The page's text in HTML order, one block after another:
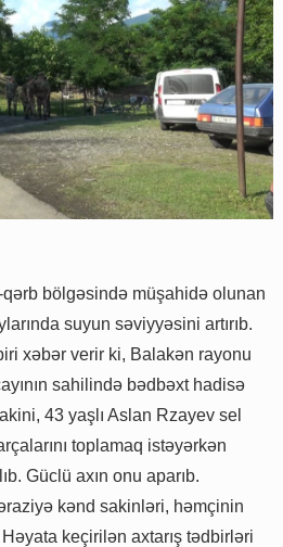
bölgəsində müşahidə olunan
suyun səviyyəsini artırıb.
xəbər verir ki, Balakən rayonu
sahilində bədbəxt hadisə
43 yaşlı Aslan Rzayev sel
toplamaq istəyərkən
Güclü axın onu aparıb.
kənd sakinləri, həmçinin
keçirilən axtarış tədbirləri